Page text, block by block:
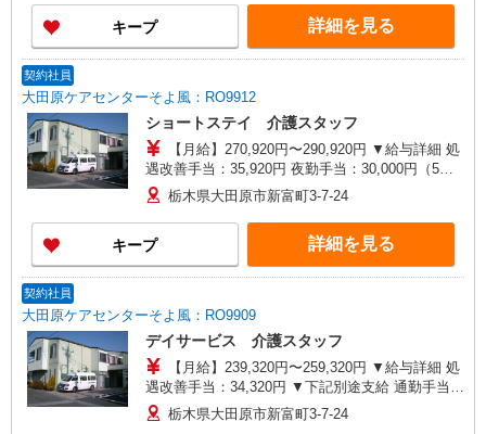
善手当は試用期間中(3ヶ月)は支給なし
キープ 詳細を見る
契約社員
大田原ケアセンターそよ風：RO9912
ショートステイ 介護スタッフ
【月給】270,920円〜290,920円 ▼給与詳細 処
遇改善手当：35,920円 夜勤手当：30,000円（5回
分） ※6回目以降は1回6,000円支給 ▼下記別途支
給 通勤手当 年末年始手当：380円/時 寸志あり：
年2回（6月・12月） ※業績による 特別報酬：平
均34.1万円（最高額135万円） ※2025年6月支給実
績 ※処遇改善手当は試用期間中(3ヶ月)は支給なし
栃木県大田原市新富町3-7-24
キープ 詳細を見る
契約社員
大田原ケアセンターそよ風：RO9909
デイサービス 介護スタッフ
【月給】239,320円〜259,320円 ▼給与詳細 処
遇改善手当：34,320円 ▼下記別途支給 通勤手当
年末年始手当：380円/時 寸志あり：年2回（6月・
12月） ※業績による 特別報酬：平均33.8万円（最
栃木県大田原市新富町3-7-24